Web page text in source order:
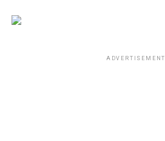
ADVERTISEMENT